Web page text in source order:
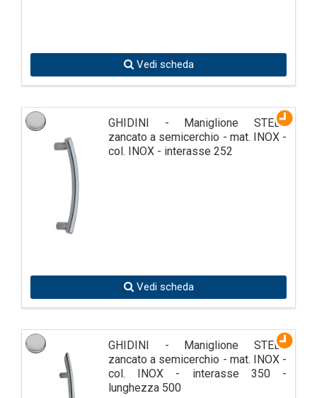
Vedi scheda
GHIDINI - Maniglione STELL
zancato a semicerchio - mat. INOX -
col. INOX - interasse 252
Vedi scheda
GHIDINI - Maniglione STELL
zancato a semicerchio - mat. INOX -
col. INOX - interasse 350 -
lunghezza 500